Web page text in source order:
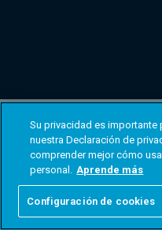
Su privacidad es importante
nuestra Declaración de
comprender mejor cómo
personal. Aprende más
Configuración de cookies